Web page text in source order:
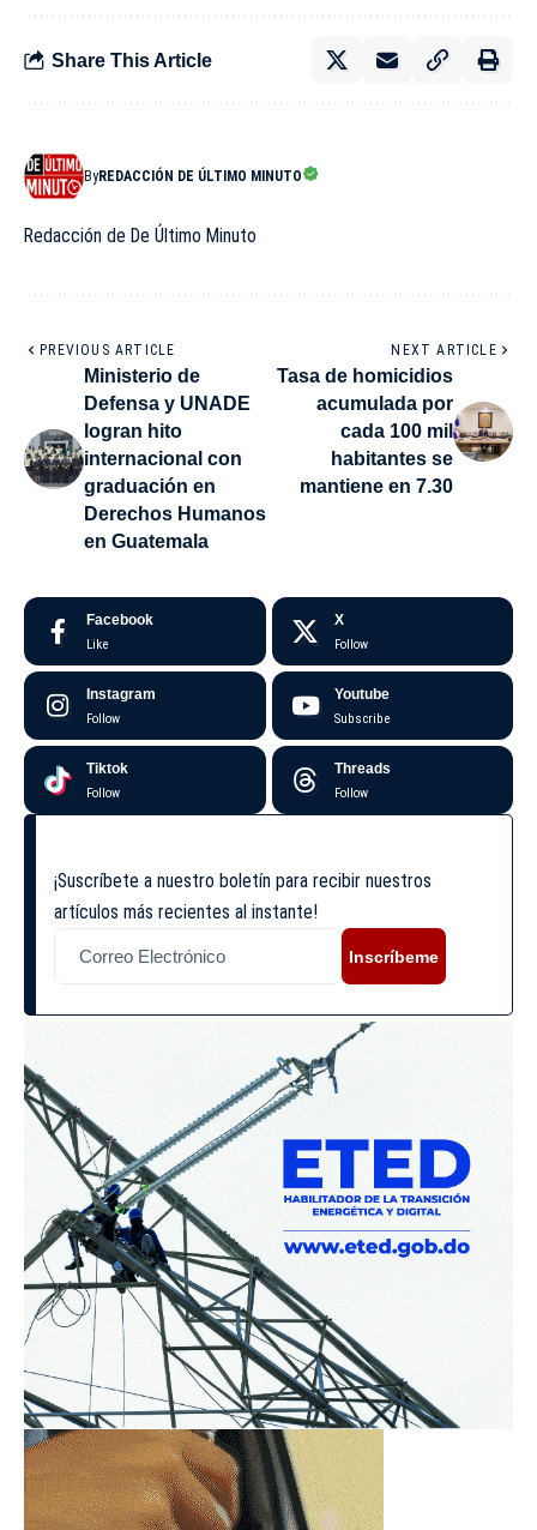
Share This Article
ByREDACCIÓN DE ÚLTIMO MINUTO
Redacción de De Último Minuto
PREVIOUS ARTICLE
Ministerio de
Defensa y UNADE
logran hito
internacional con
graduación en
Derechos Humanos
en Guatemala
NEXT ARTICLE
Tasa de homicidios
acumulada por
cada 100 mil
habitantes se
mantiene en 7.30
Facebook
Like
X
Follow
Instagram
Follow
Youtube
Subscribe
Tiktok
Follow
Threads
Follow
¡Suscríbete a nuestro boletín para recibir nuestros
artículos más recientes al instante!
Inscríbeme